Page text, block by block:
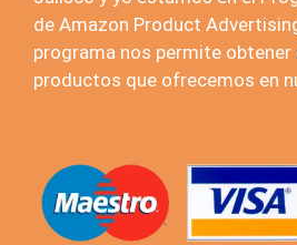
de Amazon Product
programa nos permite
productos que ofrecemos en